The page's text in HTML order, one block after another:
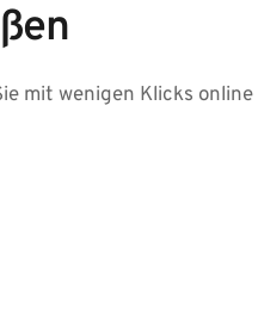
mit wenigen Klicks